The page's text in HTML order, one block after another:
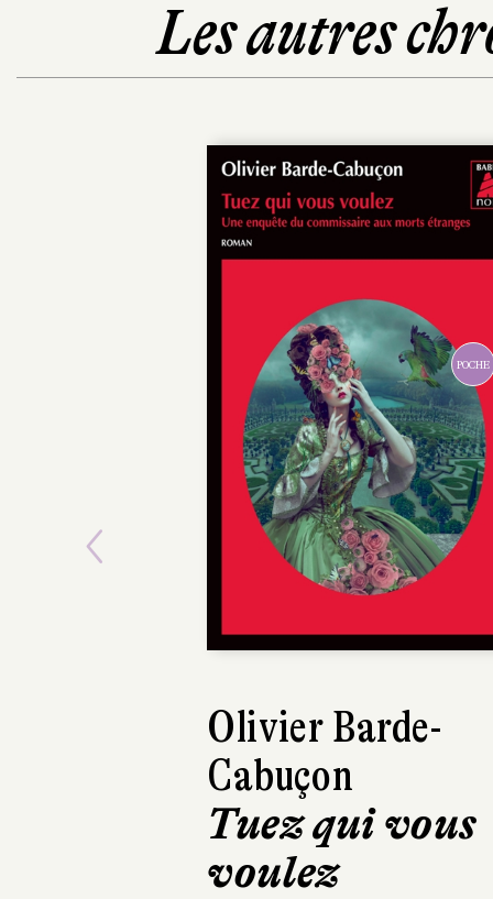
Les autres
POCHE
Olivier Barde-
Cabuçon
Tuez qui vous
voulez
Pierre
pas
Previous